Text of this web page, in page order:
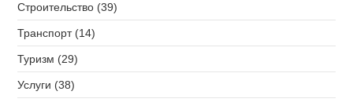
Строительство (39)
Транспорт (14)
Туризм (29)
Услуги (38)